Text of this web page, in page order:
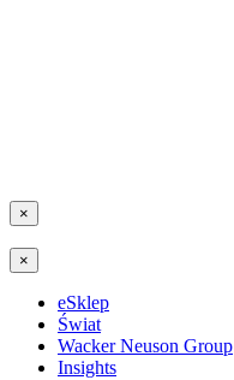
×
×
eSklep
Świat
Wacker Neuson Group
Insights